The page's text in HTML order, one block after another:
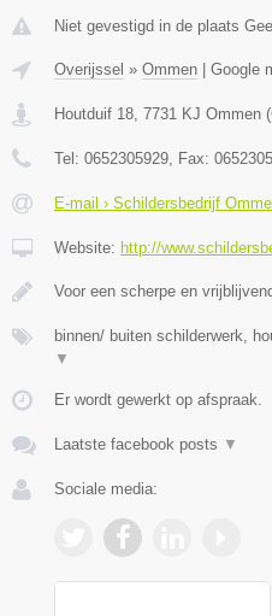
Niet gevestigd in de plaats
Overijssel » Ommen Google
Houtduif 18, 7731 KJ Ommen (
Tel: 0652305929, Fax:
E-mail › Schildersbedrijf
Website: http://
Voor een scherpe en
binnen/ buiten schilderwerk,
▼
Er wordt gewerkt op afspraak.
Laatste facebook posts ▼
Sociale media: